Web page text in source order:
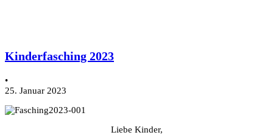
Kinderfasching 2023
•
25. Januar 2023
Liebe Kinder,